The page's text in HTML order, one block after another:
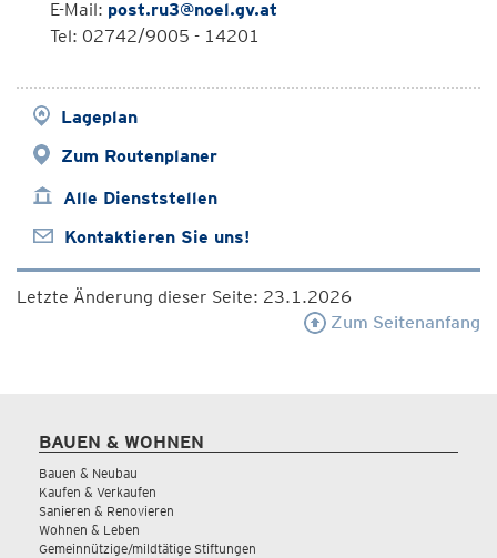
E-Mail: post.ru3@noel.gv.at
Tel: 02742/9005 - 14201
Lageplan
Zum Routenplaner
Alle Dienststellen
Kontaktieren Sie uns!
Letzte Änderung dieser Seite: 23.1.2026
Zum Seitenanfang
BAUEN & WOHNEN
Bauen & Neubau
Kaufen & Verkaufen
Sanieren & Renovieren
Wohnen & Leben
Gemeinnützige/mildtätige Stiftungen